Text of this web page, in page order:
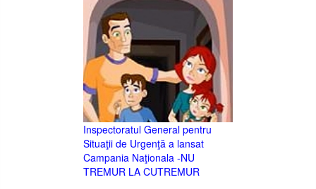
Inspectoratul General pentru
Situaţii de Urgenţă a lansat
Campania Naţionala -NU
TREMUR LA CUTREMUR